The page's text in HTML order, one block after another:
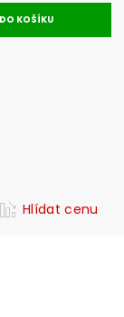
Hlídat cenu